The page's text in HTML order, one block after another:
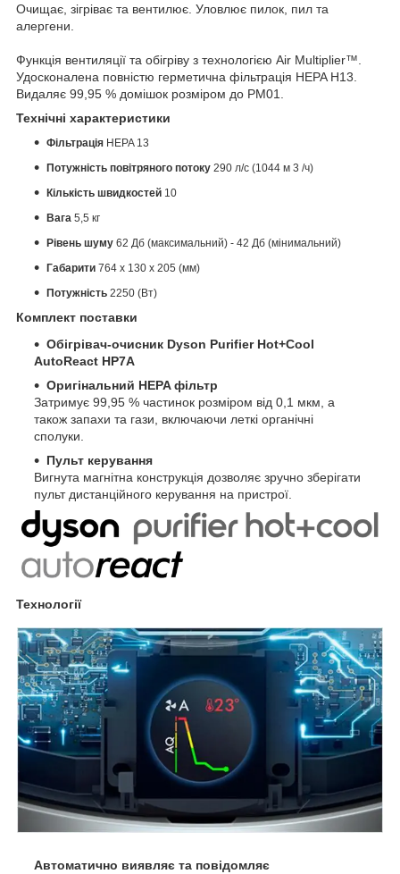
Очищає, зігріває та вентилює. Уловлює пилок, пил та
алергени.
Функція вентиляції та обігріву з технологією Air Multiplier™.
Удосконалена повністю герметична фільтрація HEPA H13.
Видаляє 99,95 % домішок розміром до PM01.
Технічні характеристики
Фільтрація HEPA 13
Потужність повітряного потоку 290 л/с (1044 м 3 /ч)
Кількість швидкостей 10
Вага 5,5 кг
Рівень шуму 62 Дб (максимальний) - 42 Дб (мінимальний)
Габарити 764 х 130 х 205 (мм)
Потужність 2250 (Вт)
Комплект поставки
Обігрівач-очисник Dyson Purifier Hot+Cool
AutoReact HP7A
Оригінальний HEPA фільтр
Затримує 99,95 % частинок розміром від 0,1 мкм, а
також запахи та гази, включаючи леткі органічні
сполуки.
Пульт керування
Вигнута магнітна конструкція дозволяє зручно зберігати
пульт дистанційного керування на пристрої.
Технології
Автоматично виявляє та повідомляє